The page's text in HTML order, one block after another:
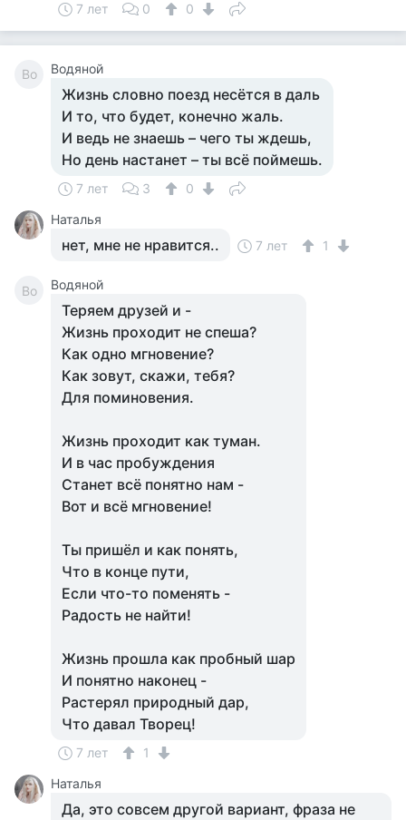
7 лет 0 0
Во Водяной
Жизнь словно поезд несётся в даль
И то, что будет, конечно жаль.
И ведь не знаешь – чего ты ждешь,
Но день настанет – ты всё поймешь.
7 лет 3
0
Наталья
нет, мне не нравится.. 7 лет 1
Во Водяной
Теряем друзей и -
Жизнь проходит не спеша?
Как одно мгновение?
Как зовут, скажи, тебя?
Для поминовения.
Жизнь проходит как туман.
И в час пробуждения
Станет всё понятно нам -
Вот и всё мгновение!
Ты пришёл и как понять,
Что в конце пути,
Если что-то поменять -
Радость не найти!
Жизнь прошла как пробный шар
И понятно наконец -
Растерял природный дар,
Что давал Творец!
7 лет
1
Наталья
Да, это совсем другой вариант, фраза не